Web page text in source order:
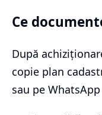
Ce
După
copie plan
sau pe